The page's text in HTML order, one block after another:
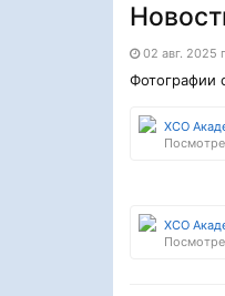
02 авг. 2025
Фотографии
XCO
XCO